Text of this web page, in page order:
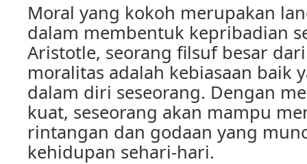
Moral yang kokoh merupakan
dalam membentuk kepribadian
Aristotle, seorang filsuf besar
moralitas adalah kebiasaan baik
dalam diri seseorang. Dengan
kuat, seseorang akan mampu
rintangan dan godaan yang
kehidupan sehari-hari.